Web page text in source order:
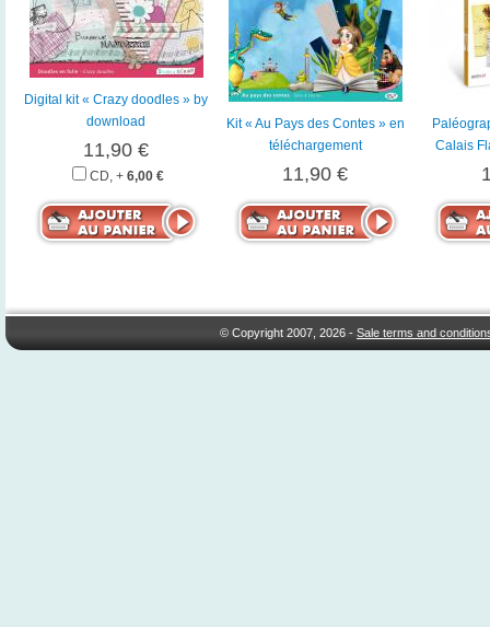
Digital kit « Crazy doodles » by
download
11,90 €
CD, + 6,00 €
Kit « Au Pays des Contes » en
téléchargement
11,90 €
Calais
© Copyright 2007, 2026 -Sale terms and